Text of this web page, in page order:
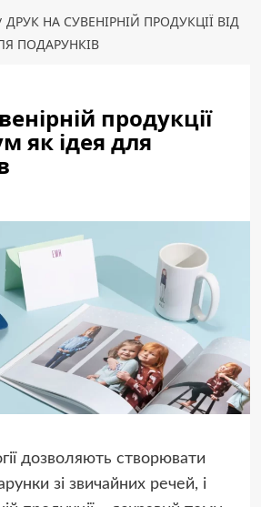
ДРУК НА СУВЕНІРНІЙ ПРОДУКЦІЇ ВІД
ПОДАРУНКІВ
продукції
як ідея для
дозволяють створювати
зі звичайних речей, і